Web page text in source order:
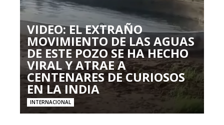
VIDEO: EL EXTRAÑO
MOVIMIENTO DE LAS AGUAS
DE ESTE POZO SE HA HECHO
VIRAL Y ATRAE A
CENTENARES DE CURIOSOS
EN LA INDIA
INTERNACIONAL